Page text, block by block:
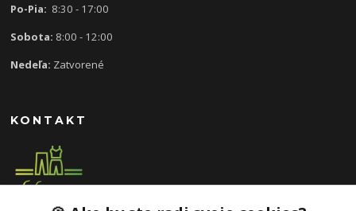
Po-Pia: 8:30 - 17:00
Sobota: 8:00 - 12:00
Nedeľa: Zatvorené
KONTAKT